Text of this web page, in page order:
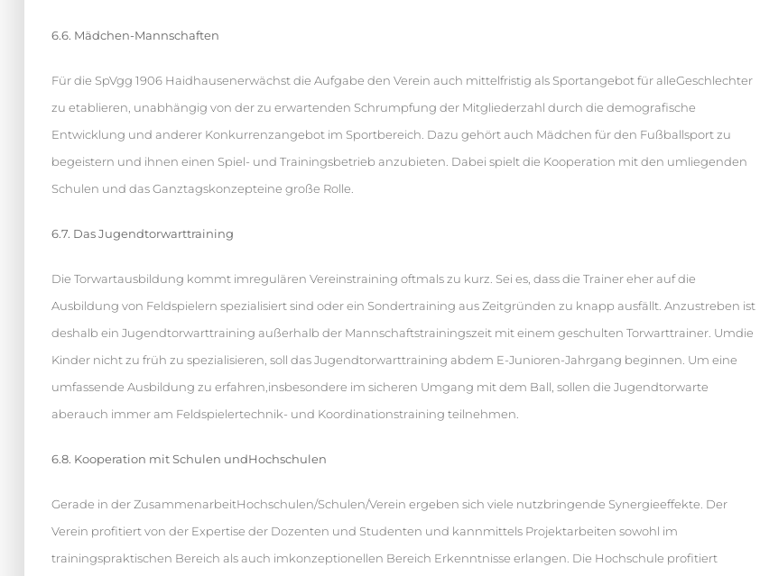
6.6. Mädchen-Mannschaften
Für die SpVgg 1906 Haidhausenerwächst die Aufgabe den Verein auch mittelfristig als Sportangebot für alleGeschlechter
zu etablieren, unabhängig von der zu erwartenden Schrumpfung der Mitgliederzahl durch die demografische
Entwicklung und anderer Konkurrenzangebot im Sportbereich. Dazu gehört auch Mädchen für den Fußballsport zu
begeistern und ihnen einen Spiel- und Trainingsbetrieb anzubieten. Dabei spielt die Kooperation mit den umliegenden
Schulen und das Ganztagskonzepteine große Rolle.
6.7. Das Jugendtorwarttraining
Die Torwartausbildung kommt imregulären Vereinstraining oftmals zu kurz. Sei es, dass die Trainer eher auf die
Ausbildung von Feldspielern spezialisiert sind oder ein Sondertraining aus Zeitgründen zu knapp ausfällt. Anzustreben ist
deshalb ein Jugendtorwarttraining außerhalb der Mannschaftstrainingszeit mit einem geschulten Torwarttrainer. Umdie
Kinder nicht zu früh zu spezialisieren, soll das Jugendtorwarttraining abdem E-Junioren-Jahrgang beginnen. Um eine
umfassende Ausbildung zu erfahren,insbesondere im sicheren Umgang mit dem Ball, sollen die Jugendtorwarte
aberauch immer am Feldspielertechnik- und Koordinationstraining teilnehmen.
6.8. Kooperation mit Schulen undHochschulen
Gerade in der ZusammenarbeitHochschulen/Schulen/Verein ergeben sich viele nutzbringende Synergieeffekte. Der
Verein profitiert von der Expertise der Dozenten und Studenten und kannmittels Projektarbeiten sowohl im
trainingspraktischen Bereich als auch imkonzeptionellen Bereich Erkenntnisse erlangen. Die Hochschule profitiert